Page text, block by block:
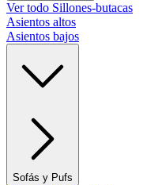
Ver todo Sillones-butacas
Asientos altos
Asientos bajos
Sofás y Pufs